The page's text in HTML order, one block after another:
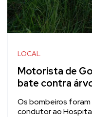
LOCAL
Motorista de
bate contra
Os bombeiros
condutor ao